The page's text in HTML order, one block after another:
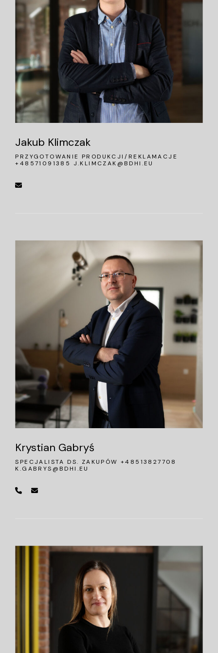
Jakub Klimczak
PRZYGOTOWANIE PRODUKCJI/REKLAMACJE
+48571091385 J.KLIMCZAK@BDHI.EU
Krystian Gabryś
SPECJALISTA DS. ZAKUPÓW +48513827708
K.GABRYS@BDHI.EU